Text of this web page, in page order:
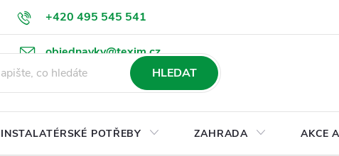
+420 495 545 541
objednavky@texim.cz
ochrany osobních údajů Ke stažení
HLEDAT
INSTALATÉRSKÉ POTŘEBY ZAHRADA AKCE